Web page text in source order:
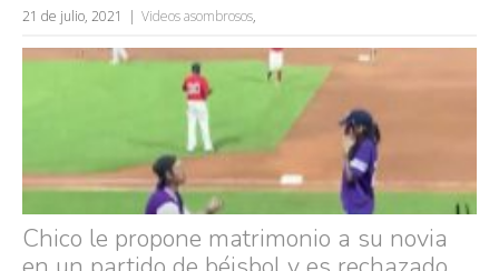
21 de julio, 2021 Videos asombrosos,
Chico le propone matrimonio a su novia